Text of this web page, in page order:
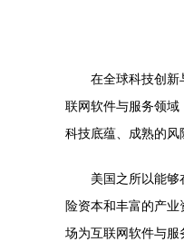
在全球科技创新
联网软件与服务领
科技底蕴、成熟的风
美国之所以能
险资本和丰富的产
场为互联网软件与